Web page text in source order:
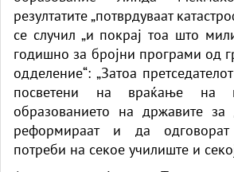
резултатите „потврдуваат
се случил „и покрај тоа што
годишно за бројни програми од
одделение“: „Затоа
посветени на враќање на
образованието на државите
реформираат и да
потреби на секое училиште и